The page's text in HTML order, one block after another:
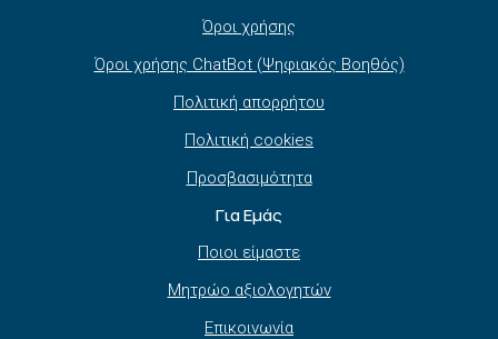
Όροι χρήσης
Όροι χρήσης ChatBot (Ψηφιακός Βοηθός)
Πολιτική απορρήτου
Πολιτική cookies
Προσβασιμότητα
Για Εμάς
Ποιοι είμαστε
Μητρώο αξιολογητών
Επικοινωνία